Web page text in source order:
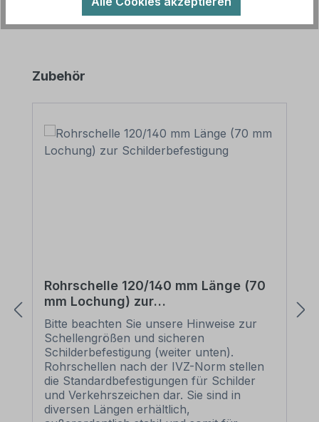
Produktgalerie überspringen
Zubehör
Rohrschelle 120/140 mm Länge (70
mm Lochung) zur
Schilderbefestigung
Bitte beachten Sie unsere Hinweise zur
Schellengrößen und sicheren
Schilderbefestigung (weiter unten).
Rohrschellen nach der IVZ-Norm stellen
die Standardbefestigungen für Schilder
und Verkehrszeichen dar. Sie sind in
diversen Längen erhältlich,